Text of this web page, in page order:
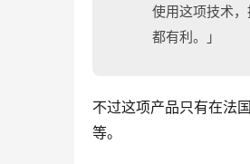
使用这项技术
都有利。」
不过这项产品只有在法
等。